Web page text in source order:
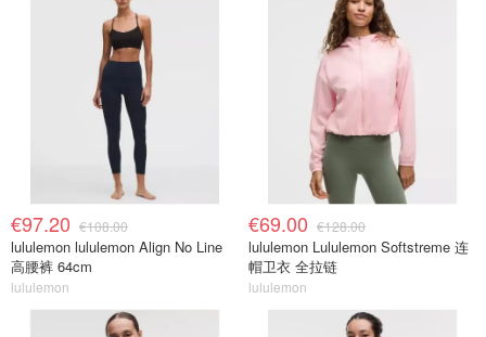
€97.20 €108.00
lululemon lululemon Align No Line
高腰裤 64cm
lululemon
€69.00 €128.00
lululemon Lululemon Softstreme 连
帽卫衣 全拉链
lululemon